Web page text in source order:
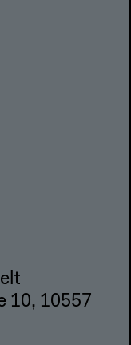
10, 10557